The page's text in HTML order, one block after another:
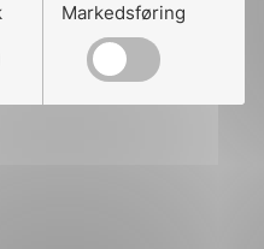
Markedsføring